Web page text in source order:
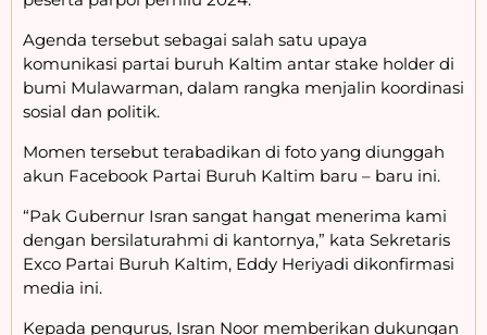
Agenda tersebut sebagai salah satu upaya
komunikasi partai buruh Kaltim antar stake holder di
bumi Mulawarman, dalam rangka menjalin koordinasi
sosial dan politik.
Momen tersebut terabadikan di foto yang diunggah
akun Facebook Partai Buruh Kaltim baru – baru ini.
“Pak Gubernur Isran sangat hangat menerima kami
dengan bersilaturahmi di kantornya,” kata Sekretaris
Exco Partai Buruh Kaltim, Eddy Heriyadi dikonfirmasi
media ini.
Kepada pengurus, Isran Noor memberikan dukungan